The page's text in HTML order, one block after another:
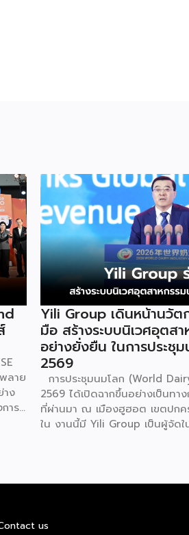
ลาย
าง
าร
นา
Yili Group เดินหน้านวัต
มือ สร้างระบบนิเวศอุตส
อย่างยั่งยืน ในการประชุ
2569
การประชุมนมโลก (World
2569 ได้เปิดฉากขึ้นอย่างเป็นทา
ที่ผ่านมา ณ เมืองฮูฮอต เขตปกค
ใน งานนี้มี Yili Group เป็นผู้จัด
อุตสาหกรรมนมโลกอย่างยั่งยืน)
ทั่วโลก ฮูฮอตขึ้นแท่นเมืองหลวง
us